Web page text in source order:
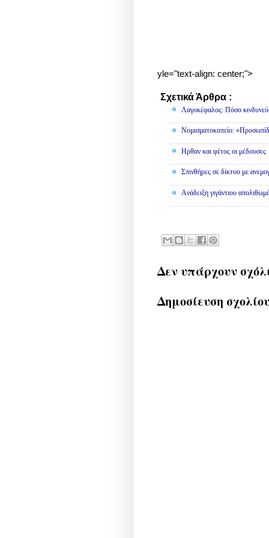
yle="text-align: center;">
Σχετικά Άρθρα :
Λαγοκέφαλος: Πόσο
Νομισματοκοπείο:
Ηρθαν και φέτος οι μέδουσες
Σπινθήρες σε δίκτυο με
Aνάδειξη γιγάντιου
Δεν υπάρχουν
Δημοσίευση